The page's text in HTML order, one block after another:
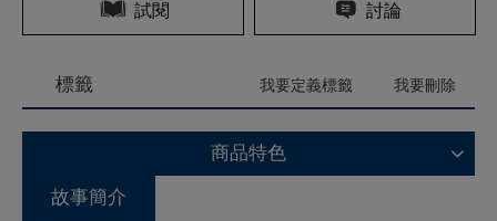
試閱 討論
標籤 我要定義標籤 我要刪除
商品特色
故事簡介